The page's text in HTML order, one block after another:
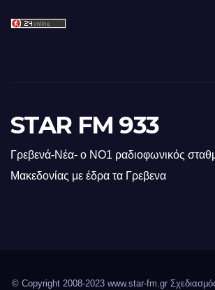
STAR FM 933
Γρεβενά-Νέα- ο ΝΟ1 ραδιοφωνικός
Μακεδονίας με έδρα τα Γρεβενα
© Copyright 2008-2023 www.star-fm.gr Σχεδιασμός